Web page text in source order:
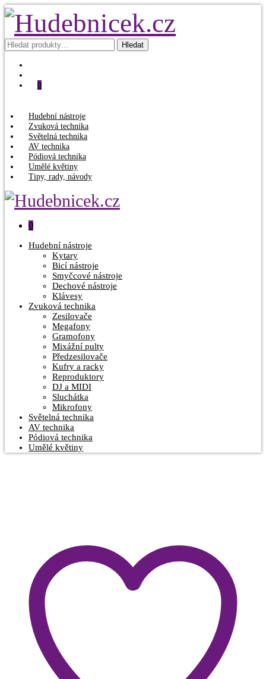
Hledat: Hledat
0
Hudební nástroje
Zvuková technika
Světelná technika
AV technika
Pódiová technika
Umělé květiny
Tipy, rady, návody
0
Hudební nástroje
Kytary
Bicí nástroje
Smyčcové nástroje
Dechové nástroje
Klávesy
Zvuková technika
Zesilovače
Megafony
Gramofony
Mixážní pulty
Předzesilovače
Kufry a racky
Reproduktory
DJ a MIDI
Sluchátka
Mikrofony
Světelná technika
AV technika
Pódiová technika
Umělé květiny